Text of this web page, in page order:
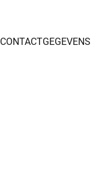
CONTACTGEGEVENS